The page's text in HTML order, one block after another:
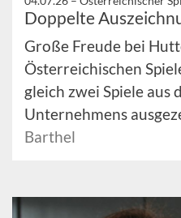
Doppelte
Große Freude bei
Österreichischen
gleich zwei Spiele aus
Unternehmens
Barthel